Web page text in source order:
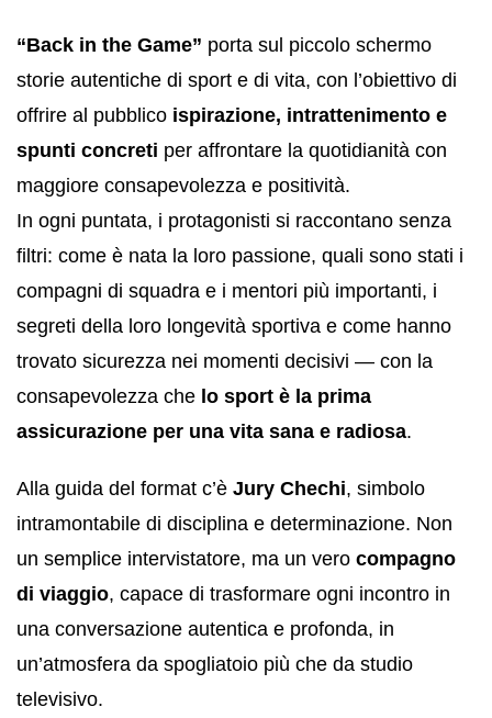
“Back in the Game” porta sul piccolo schermo
storie autentiche di sport e di vita, con l’obiettivo di
offrire al pubblico ispirazione, intrattenimento e
spunti concreti per affrontare la quotidianità con
maggiore consapevolezza e positività.
In ogni puntata, i protagonisti si raccontano senza
filtri: come è nata la loro passione, quali sono stati i
compagni di squadra e i mentori più importanti, i
segreti della loro longevità sportiva e come hanno
trovato sicurezza nei momenti decisivi — con la
consapevolezza che lo sport è la prima
assicurazione per una vita sana e radiosa.
Alla guida del format c’è Jury Chechi, simbolo
intramontabile di disciplina e determinazione. Non
un semplice intervistatore, ma un vero compagno
di viaggio, capace di trasformare ogni incontro in
una conversazione autentica e profonda, in
un’atmosfera da spogliatoio più che da studio
televisivo.